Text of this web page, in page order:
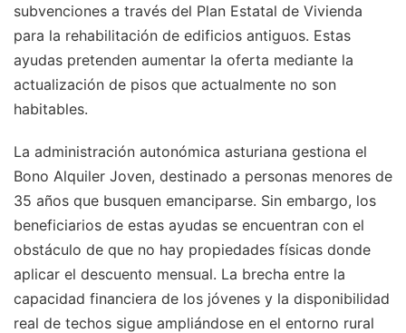
subvenciones a través del Plan Estatal de Vivienda
para la rehabilitación de edificios antiguos. Estas
ayudas pretenden aumentar la oferta mediante la
actualización de pisos que actualmente no son
habitables.
La administración autonómica asturiana gestiona el
Bono Alquiler Joven, destinado a personas menores de
35 años que busquen emanciparse. Sin embargo, los
beneficiarios de estas ayudas se encuentran con el
obstáculo de que no hay propiedades físicas donde
aplicar el descuento mensual. La brecha entre la
capacidad financiera de los jóvenes y la disponibilidad
real de techos sigue ampliándose en el entorno rural